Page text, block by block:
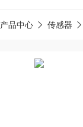
产品中心 传感器